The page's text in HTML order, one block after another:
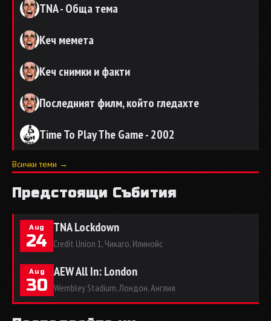
TNA - Обща тема
Кеч мемета
Кеч снимки и факти
Последният филм, който гледахте
Time To Play The Game - 2002
Всички теми →
Предстоящи Събития
Aug
24
TNA Lockdown
Credit Union 1, Чикаго, Илинойс
Aug
30
AEW All In: London
Wembley Stadium, Лондон, Англия